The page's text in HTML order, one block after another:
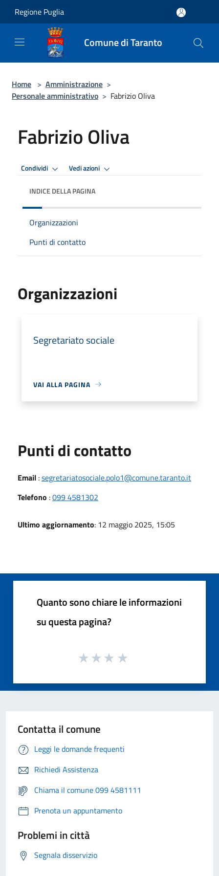
Regione Puglia
Comune di Taranto
Home > Amministrazione >
Personale amministrativo > Fabrizio Oliva
Fabrizio Oliva
Condividi Vedi azioni
INDICE DELLA PAGINA
Organizzazioni
Punti di contatto
Organizzazioni
Segretariato sociale
VAI ALLA PAGINA
Punti di contatto
Email :segretariatosociale.polo1@comune.taranto.it
Telefono :099 4581302
Ultimo aggiornamento: 12 maggio 2025, 15:05
Quanto sono chiare le informazioni
su questa pagina?
Contatta il comune
Leggi le domande frequenti
Richiedi Assistenza
Chiama il comune 099 4581111
Prenota un appuntamento
Problemi in città
Segnala disservizio